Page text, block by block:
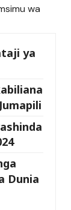
wa
ya
Dunia